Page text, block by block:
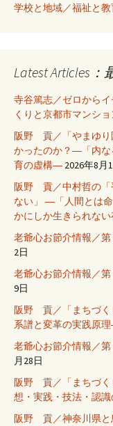
学校と地域／福祉と教
Latest Articles：
寺谷篤志／ゼロから
くりと京都市マンシ
阪野 貢／「やまゆり
かったのか？―「内な
育の虚構― 2026年8月
阪野 貢／中村哲の「
ない」 ―「人間とは
かにしか生きられな
老爺心お節介情報／第
2日
老爺心お節介情報／第
9日
阪野 貢／「まちづく
系譜と変革の実践原
老爺心お節介情報／第
月28日
阪野 貢／「まちづく
想・実践・技法・認
阪野 貢／神奈川県と